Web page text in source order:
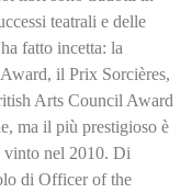
teatrali e delle
fatto incetta: la
il Prix Sorcières,
Arts Council Award
ma il più prestigioso è
vinto nel 2010. Di
di Officer of the